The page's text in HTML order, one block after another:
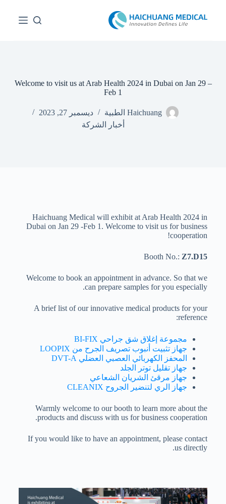
Welcome to visit us at Arab Health 2024 in Dubai on Jan 29 –
Feb 1
Haichuang الطبية
ديسمبر 27, 2023
أخبار الشركة
Haichuang Medical will exhibit at Arab Health 2024 in
Dubai on Jan 29 -Feb 1. Welcome to visit us for business
cooperation!
Booth No.: Z7.D15
Welcome to book an appointment in advance. So that we
can prepare samples for you especially.
A brief list of our innovative medical products for your
reference:
مجموعة إغلاق شق جراحي BI-FIX
جهاز تثبيت أنبوب تصريف الجرح من LOOPIX
المحفز الكهربائي العصبي العضلي DVT-A
جهاز تقليل توتر الجلد
جهاز مرقئ الشريان الشعاعي
جهاز الري لتنضير الجروح CLEANIX
Warmly welcome to our booth to learn more about the
products and discuss with us for business cooperation.
If you would like to have an appointment, please contact
us directly.